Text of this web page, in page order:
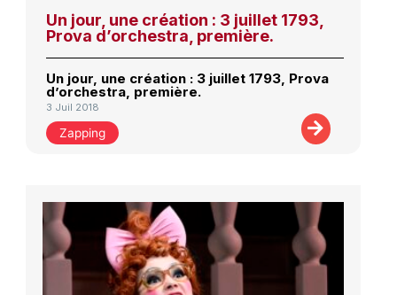
Un jour, une création : 3 juillet 1793,
Prova d’orchestra, première.
Un jour, une création : 3 juillet 1793, Prova
d’orchestra, première.
3 Juil 2018
Zapping